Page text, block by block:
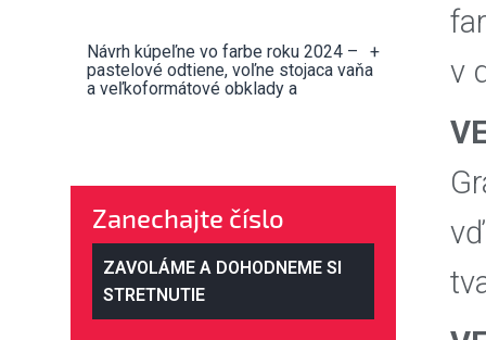
Návrh kúpeľne vo farbe roku 2024 –
pastelové odtiene, voľne stojaca vaňa
a veľkoformátové obklady a
+
Zanechajte číslo
ZAVOLÁME A DOHODNEME SI
STRETNUTIE
v